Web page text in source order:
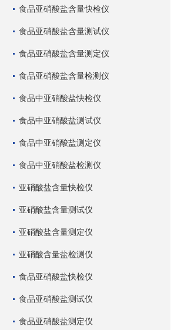
食品亚硝酸盐含量快检仪
食品亚硝酸盐含量测试仪
食品亚硝酸盐含量测定仪
食品亚硝酸盐含量检测仪
食品中亚硝酸盐快检仪
食品中亚硝酸盐测试仪
食品中亚硝酸盐测定仪
食品中亚硝酸盐检测仪
亚硝酸盐含量快检仪
亚硝酸盐含量测试仪
亚硝酸盐含量测定仪
亚硝酸含量盐检测仪
食品亚硝酸盐快检仪
食品亚硝酸盐测试仪
食品亚硝酸盐测定仪